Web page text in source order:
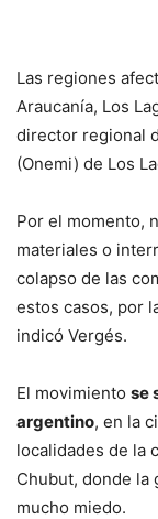
Las regiones
Araucanía, Los
director regional
(Onemi) de Los
Por el momento,
materiales o
colapso de las
estos casos, por
indicó Vergés.
El movimiento se
argentino, en la
localidades de la
Chubut, donde la
mucho miedo.